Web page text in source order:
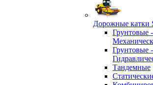
Дорожные катки
Грунтовые -
Грунтовые -
Тандемные